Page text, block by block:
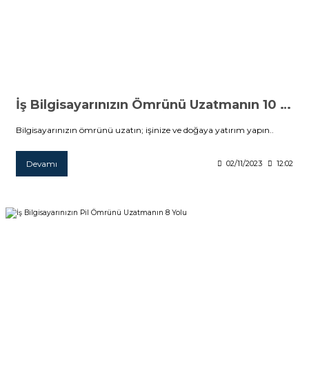
İş Bilgisayarınızın Ömrünü Uzatmanın 10 Yolu
Bilgisayarınızın ömrünü uzatın; işinize ve doğaya yatırım yapın..
Devamı 02/11/2023 12:02